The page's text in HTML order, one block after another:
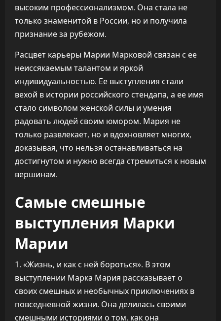
высоким профессионализмом. Она стала не
только знаменитой в России, но и получила
признание за рубежом.
Расцвет карьеры Марии Марковой связан с ее
неиссякаемым талантом и яркой
индивидуальностью. Ее выступления стали
вехой в истории российского стендапа, а ее имя
стало символом женской силы и умения
радовать людей своим юмором. Мария не
только развлекает, но и вдохновляет многих,
доказывая, что нельзя останавливаться на
достигнутом и нужно всегда стремиться к новым
вершинам.
Самые смешные
выступления Марки
Марии
1. «Жизнь, и как с ней бороться». В этом
выступлении Марка Мария рассказывает о
своих смешных и необычных приключениях в
повседневной жизни. Она делилась своими
смешными историями о том, как она